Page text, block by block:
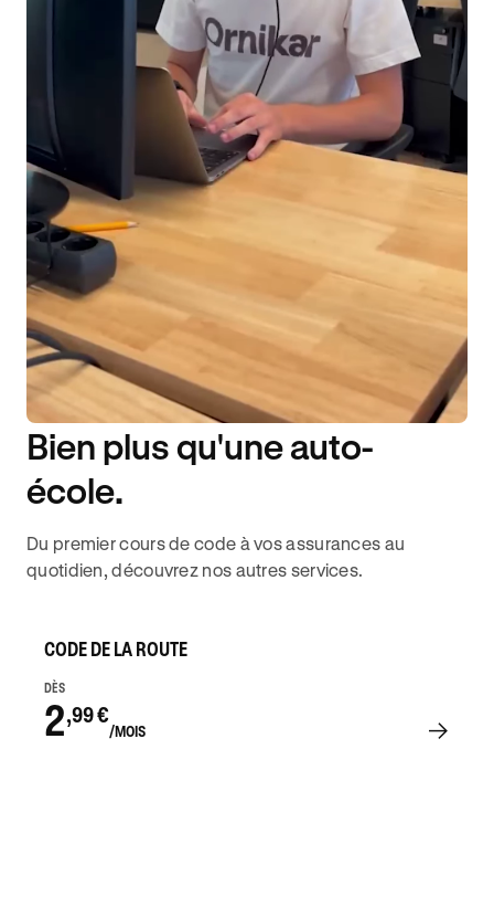
DISPONIBILITÉ 6J/7
Bien plus qu'une auto-
école.
Du premier cours de code à vos assurances au
quotidien, découvrez nos autres services.
CODE DE LA ROUTE
DÈS
2,99 €
/MOIS